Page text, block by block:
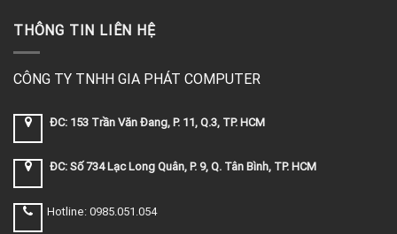
THÔNG TIN LIÊN HỆ
CÔNG TY TNHH GIA PHÁT COMPUTER
ĐC: 153 Trần Văn Đang, P. 11, Q.3, TP. HCM
ĐC: Số 734 Lạc Long Quân, P. 9, Q. Tân Bình, TP. HCM
Hotline: 0985.051.054